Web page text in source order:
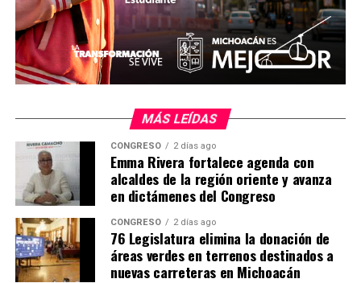
Comparte con:
Me gusta esto:
MÁS LEÍDAS
CONGRESO 2 días ago
Emma Rivera fortalece agenda con
alcaldes de la región oriente y avanza
en dictámenes del Congreso
CONGRESO 2 días ago
76 Legislatura elimina la donación de
áreas verdes en terrenos destinados a
nuevas carreteras en Michoacán